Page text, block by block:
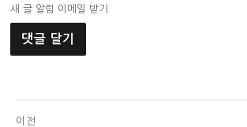
새 글 알림 이메일 받기
글
이전